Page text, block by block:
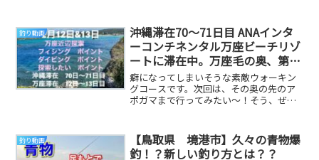
釣り動画
沖縄滞在70〜71日目 ANAインタ
ーコンチネンタル万座ビーチリゾ
ートに滞在中。万座毛の奥、第2
駐車場の奥〜散策道〜釣りポイン
ト〜ウドウィーカマまでの探索結
果 最高です♪試してみて！
癖になってしまいそうな素敵ウォーキン
グコースです。次回は、その奥の先のア
ポガマまで行ってみたい〜！そう、ぜひ
釣り動画
【鳥取県 境港市】久々の青物爆
釣！？新しい釣り方とは？？